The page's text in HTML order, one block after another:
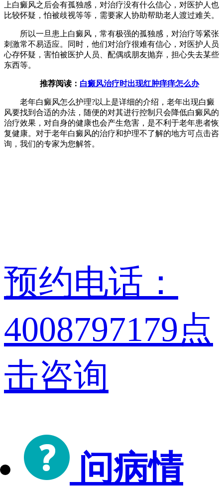
上白癜风之后会有孤独感，对治疗没有什么信心，对医护人也
比较怀疑，怕被歧视等等，需要家人协助帮助老人渡过难关。
所以一旦患上白癜风，常有极强的孤独感，对治疗等紧张
刺激常不易适应。同时，他们对治疗很难有信心，对医护人员
心存怀疑，害怕被医护人员、配偶或朋友抛弃，担心失去某些
东西等。
推荐阅读： 白癜风治疗时出现红肿痒痒怎么办
老年白癜风怎么护理?以上是详细的介绍，老年出现白癜
风要找到合适的办法，随便的对其进行控制只会降低白癜风的
治疗效果，对自身的健康也会产生危害，是不利于老年患者恢
复健康。对于老年白癜风的治疗和护理不了解的地方可点击咨
询，我们的专家为您解答。
预约电话：
4008797179点
击咨询
问病情